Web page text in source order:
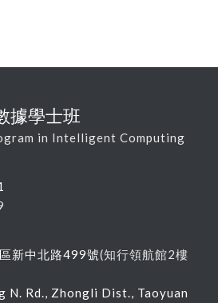
據學士班
in Intelligent Computing
新中北路499號(知行領航館2樓
N. Rd., Zhongli Dist., Taoyuan